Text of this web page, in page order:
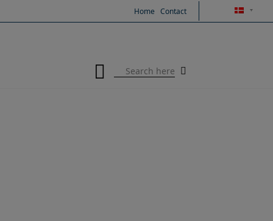
til
Home Contact
Search